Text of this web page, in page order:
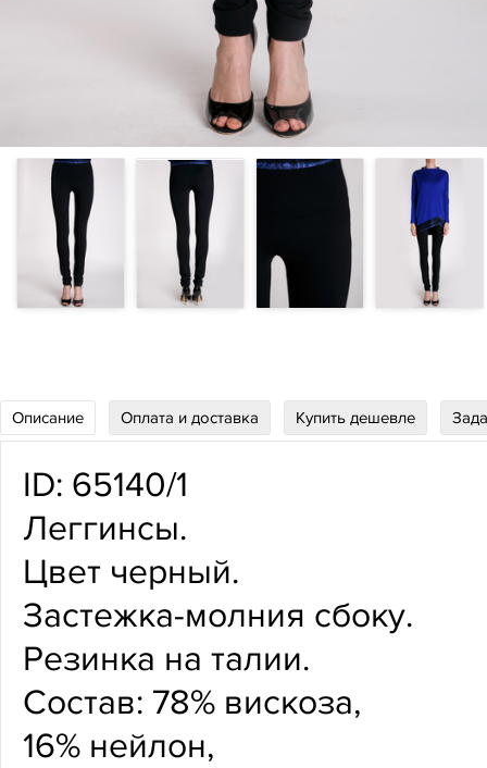
Описание Оплата и доставка Купить дешевле
ID: 65140/1
Леггинсы.
Цвет черный.
Застежка-молния сбоку.
Резинка на талии.
Состав: 78% вискоза,
16% нейлон,